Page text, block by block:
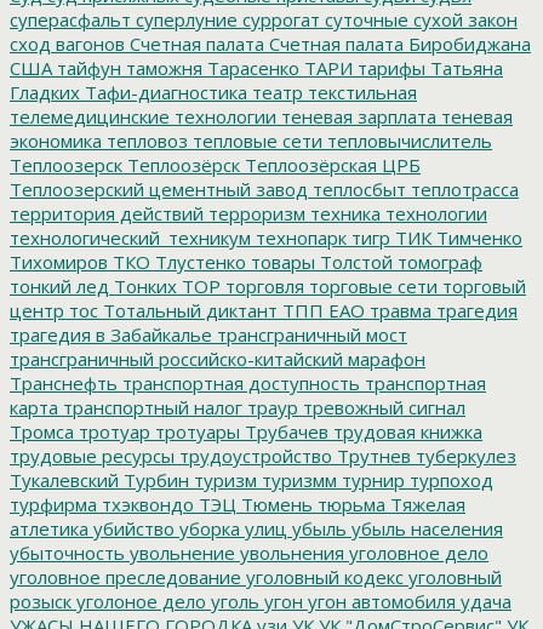
суперасфальт суперлуние суррогат суточные сухой закон
сход вагонов Счетная палата Счетная палата Биробиджана
США тайфун таможня Тарасенко ТАРИ тарифы Татьяна
Гладких Тафи-диагностика театр текстильная
телемедицинские технологии теневая зарплата теневая
экономика тепловоз тепловые сети тепловычислитель
Теплоозерск Теплоозёрск Теплоозёрская ЦРБ
Теплоозерский цементный завод теплосбыт теплотрасса
территория действий терроризм техника технологии
технологический_техникум технопарк тигр ТИК Тимченко
Тихомиров ТКО Тлустенко товары Толстой томограф
тонкий лед Тонких ТОР торговля торговые сети торговый
центр тос Тотальный диктант ТПП ЕАО травма трагедия
трагедия в Забайкалье трансграничный мост
трансграничный российско-китайский марафон
Транснефть транспортная доступность транспортная
карта транспортный налог траур тревожный сигнал
Тромса тротуар тротуары Трубачев трудовая книжка
трудовые ресурсы трудоустройство Трутнев туберкулез
Тукалевский Турбин туризм туризмм турнир турпоход
турфирма тхэквондо ТЭЦ Тюмень тюрьма Тяжелая
атлетика убийство уборка улиц убыль убыль населения
убыточность увольнение увольнения уголовное дело
уголовное преследование уголовный кодекс уголовный
розыск уголоное дело уголь угон угон автомобиля удача